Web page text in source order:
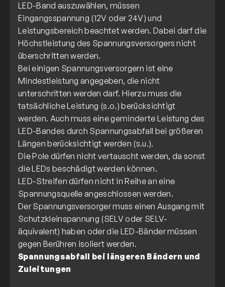
LED-Band auszuwählen, müssen
Eingangsspannung (12V oder 24V) und
Leistungsbereich beachtet werden. Dabei darf die
Höchstleistung des Spannungsversorgers nicht
überschritten werden.
Bei einigen Spannungsversorgern ist eine
Mindestleistung angegeben, die nicht
unterschritten werden darf. Hierzu muss die
tatsächliche Leistung (s.o.) berücksichtigt
werden. Auch muss eine geminderte Leistung des
LED-Bandes durch Spannungsabfall bei größeren
Längen berücksichtigt werden (s.u.).
Die Pole dürfen nicht vertauscht werden, da sonst
die LEDs beschädigt werden können.
LED-Streifen dürfen nicht in Reihe an eine
Spannungsquelle angeschlossen werden.
Der Spannungsversorger muss einen Ausgang mit
Schutzkleinspannung (SELV oder SELV-
äquivalent) haben oder die LED-Bänder müssen
Spannungsabfall bei längeren Bändern und
Zuleitungen